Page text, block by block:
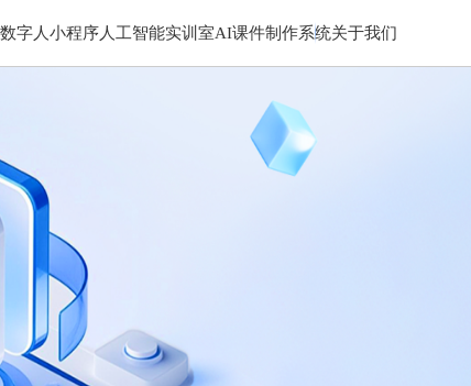
字人小程序人工智能实训室AI课件制作系统关于我们